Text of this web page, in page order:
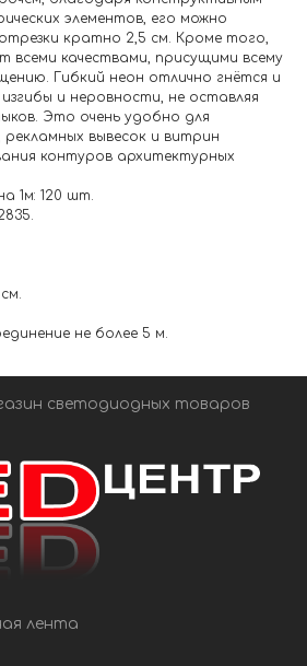
элементов, его можно
кратно 2,5 см. Кроме того,
всеми качествами, присущими всему
Гибкий неон отлично гнётся и
и неровности, не оставляя
Это очень удобно для
вывесок и витрин
контуров архитектурных
1м: 120 шт.
не более 5 м.
светодиодных товаров
лента